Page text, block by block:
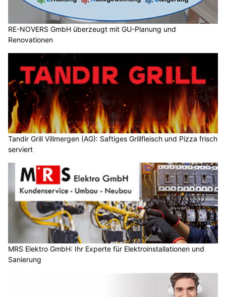
RE-NOVERS GmbH überzeugt mit GU-Planung und
Renovationen
Tandir Grill Villmergen (AG): Saftiges Grillfleisch und Pizza frisch
serviert
MRS Elektro GmbH: Ihr Experte für Elektroinstallationen und
Sanierung